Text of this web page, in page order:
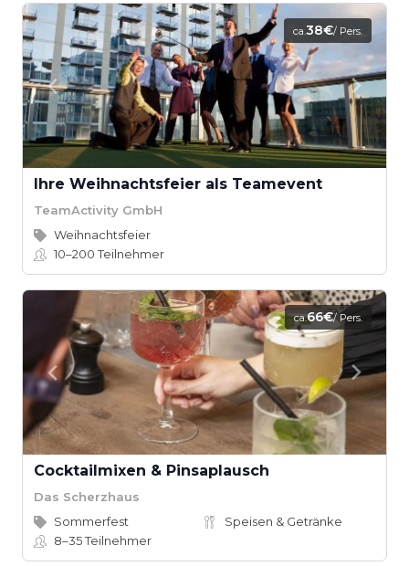
ca.38€/ Pers.
Ihre Weihnachtsfeier als Teamevent
TeamActivity GmbH
Weihnachtsfeier
10–200Teilnehmer
ca.66€/ Pers.
Cocktailmixen & Pinsaplausch
Das Scherzhaus
Sommerfest
Speisen & Getränke
8–35Teilnehmer